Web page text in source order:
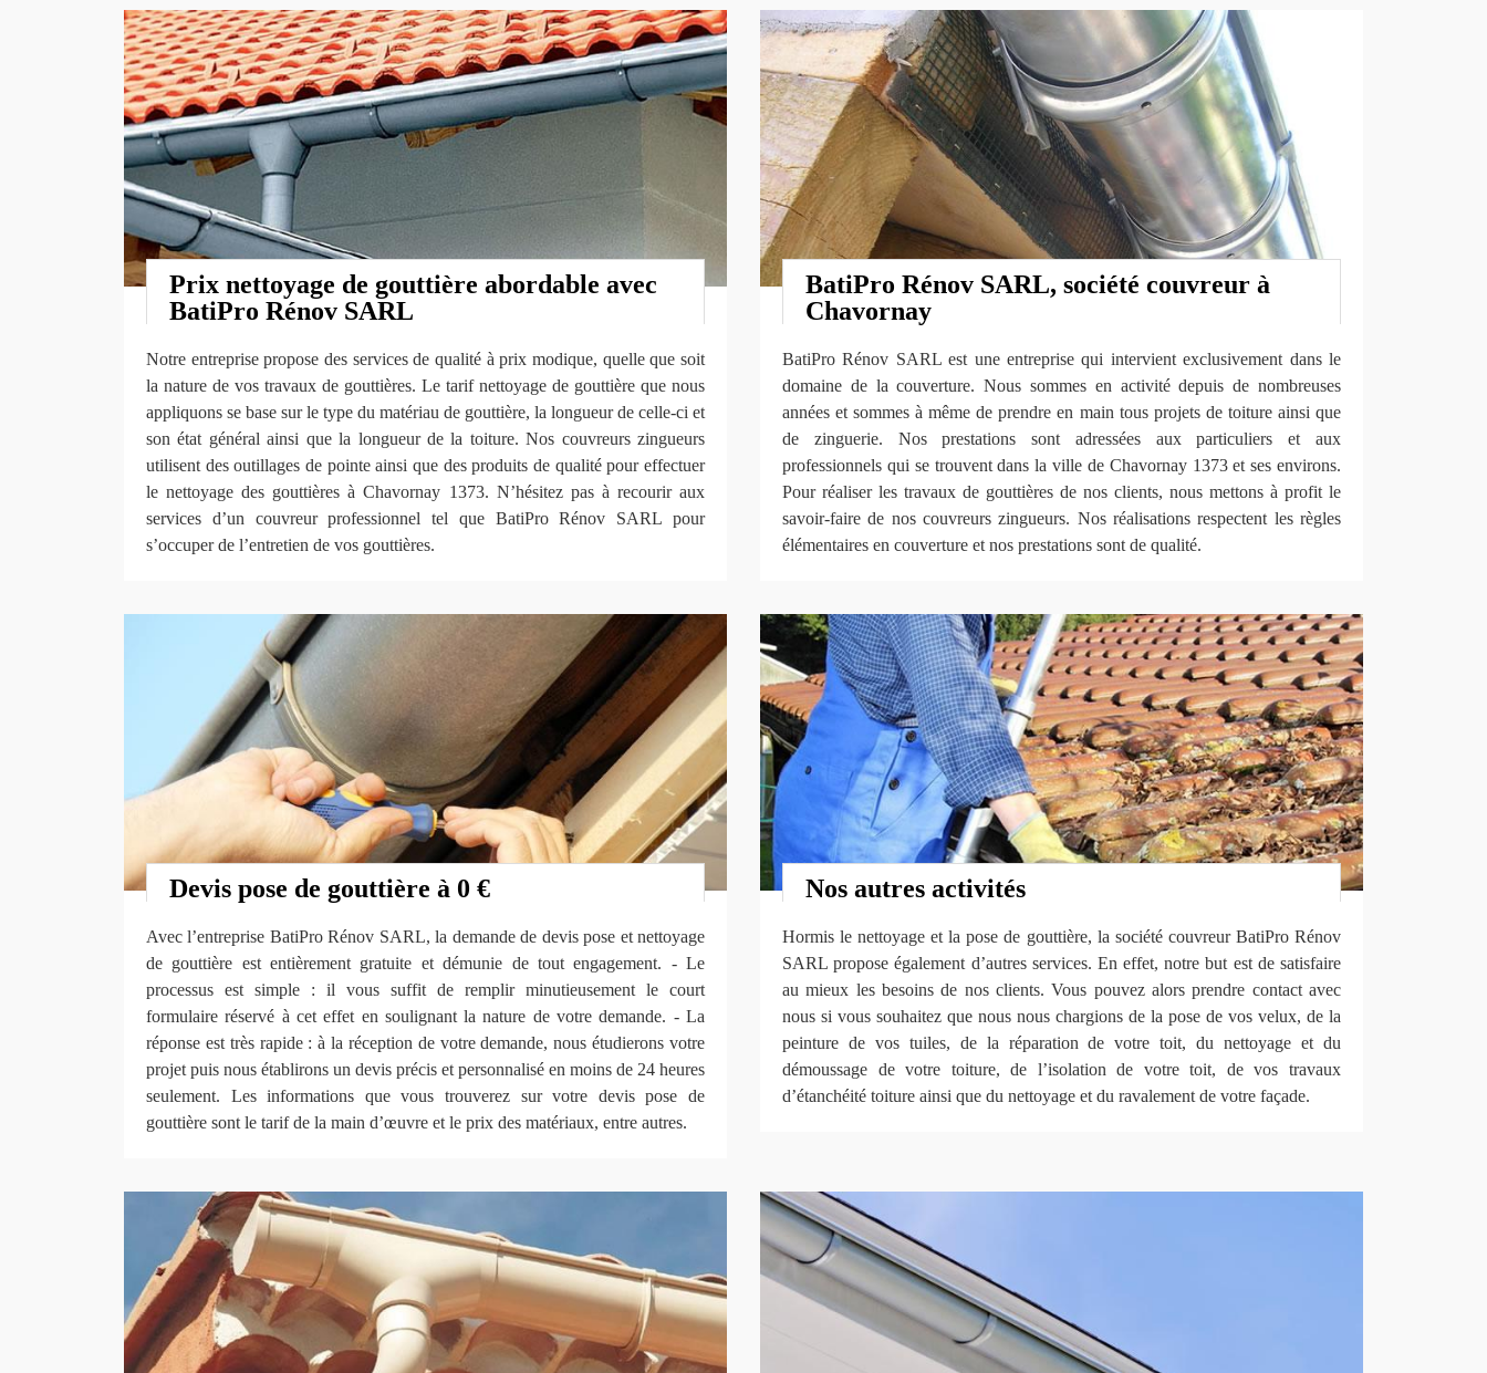
Prix nettoyage de gouttière abordable avec
BatiPro Rénov SARL
Notre entreprise propose des services de qualité à prix modique, quelle que soit
la nature de vos travaux de gouttières. Le tarif nettoyage de gouttière que nous
appliquons se base sur le type du matériau de gouttière, la longueur de celle-ci et
son état général ainsi que la longueur de la toiture. Nos couvreurs zingueurs
utilisent des outillages de pointe ainsi que des produits de qualité pour effectuer
le nettoyage des gouttières à Chavornay 1373. N’hésitez pas à recourir aux
services d’un couvreur professionnel tel que BatiPro Rénov SARL pour
s’occuper de l’entretien de vos gouttières.
BatiPro Rénov SARL, société couvreur à
Chavornay
BatiPro Rénov SARL est une entreprise qui intervient exclusivement dans le
domaine de la couverture. Nous sommes en activité depuis de nombreuses
années et sommes à même de prendre en main tous projets de toiture ainsi que
de zinguerie. Nos prestations sont adressées aux particuliers et aux
professionnels qui se trouvent dans la ville de Chavornay 1373 et ses environs.
Pour réaliser les travaux de gouttières de nos clients, nous mettons à profit le
savoir-faire de nos couvreurs zingueurs. Nos réalisations respectent les règles
élémentaires en couverture et nos prestations sont de qualité.
Devis pose de gouttière à 0 €
Avec l’entreprise BatiPro Rénov SARL, la demande de devis pose et nettoyage
de gouttière est entièrement gratuite et démunie de tout engagement. - Le
processus est simple : il vous suffit de remplir minutieusement le court
formulaire réservé à cet effet en soulignant la nature de votre demande. - La
réponse est très rapide : à la réception de votre demande, nous étudierons votre
projet puis nous établirons un devis précis et personnalisé en moins de 24 heures
seulement. Les informations que vous trouverez sur votre devis pose de
gouttière sont le tarif de la main d’œuvre et le prix des matériaux, entre autres.
Nos autres activités
Hormis le nettoyage et la pose de gouttière, la société couvreur BatiPro Rénov
SARL propose également d’autres services. En effet, notre but est de satisfaire
au mieux les besoins de nos clients. Vous pouvez alors prendre contact avec
nous si vous souhaitez que nous nous chargions de la pose de vos velux, de la
peinture de vos tuiles, de la réparation de votre toit, du nettoyage et du
démoussage de votre toiture, de l’isolation de votre toit, de vos travaux
d’étanchéité toiture ainsi que du nettoyage et du ravalement de votre façade.